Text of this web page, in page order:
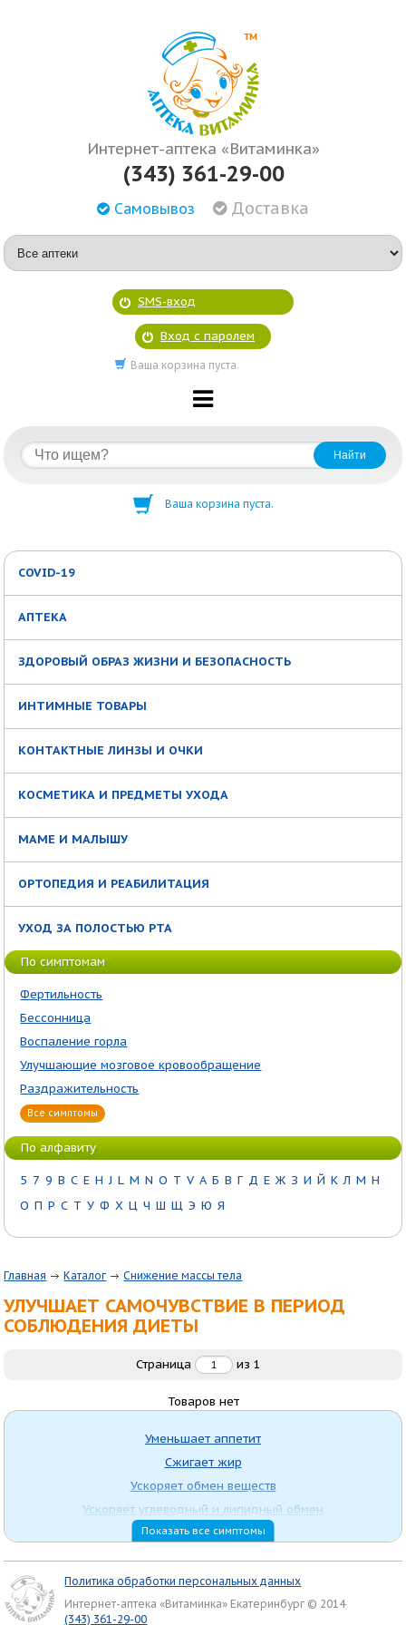
Интернет-аптека «Витаминка»
(343) 361-29-00
Самовывоз Доставка
SMS-вход
Вход с паролем
Ваша корзина пуста.
Ваша корзина пуста.
COVID-19
АПТЕКА
ЗДОРОВЫЙ ОБРАЗ ЖИЗНИ И БЕЗОПАСНОСТЬ
ИНТИМНЫЕ ТОВАРЫ
КОНТАКТНЫЕ ЛИНЗЫ И ОЧКИ
КОСМЕТИКА И ПРЕДМЕТЫ УХОДА
МАМЕ И МАЛЫШУ
ОРТОПЕДИЯ И РЕАБИЛИТАЦИЯ
УХОД ЗА ПОЛОСТЬЮ РТА
По симптомам
Фертильность
Бессонница
Воспаление горла
Улучшающие мозговое кровообращение
Раздражительность
Все симптомы
По алфавиту
5 7 9 B C E H J L M N O T V А Б В Г Д Е Ж З И Й К Л М Н
О П Р С Т У Ф Х Ц Ч Ш Щ Э Ю Я
Главная Каталог Снижение массы тела
УЛУЧШАЕТ САМОЧУВСТВИЕ В ПЕРИОД
СОБЛЮДЕНИЯ ДИЕТЫ
Страница из 1
Товаров нет
Уменьшает аппетит
Сжигает жир
Ускоряет обмен веществ
Ускоряет углеводный и липидный обмен
Содержит L-карнитин
Улучшает самочувствие в период соблюдения диеты
Тонизирующее действие
Показать все симптомы
Политика обработки персональных данных
Интернет-аптека «Витаминка» Екатеринбург © 2014
(343) 361-29-00